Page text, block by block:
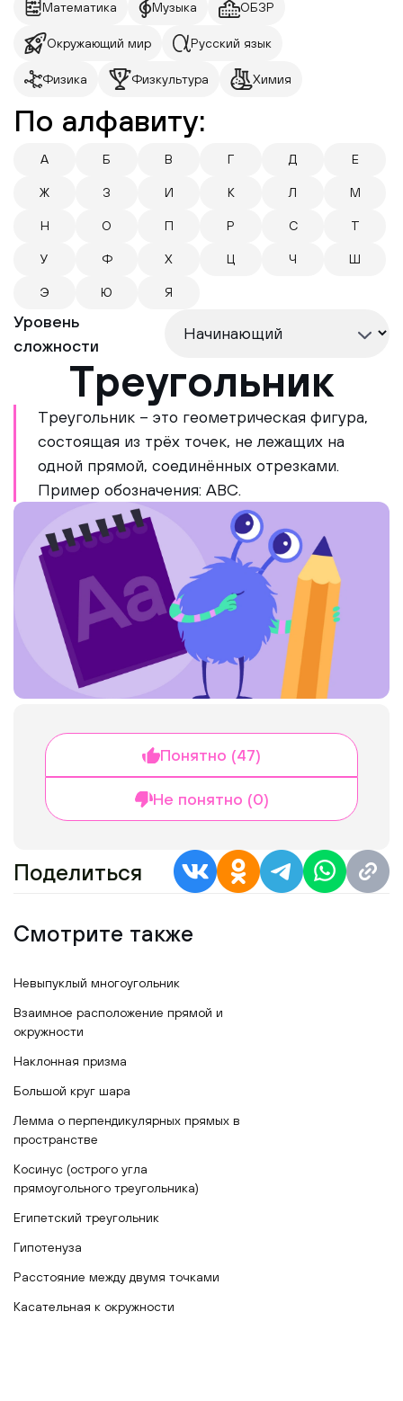
Математика Музыка ОБЗР
Окружающий мир Русский язык
Физика Физкультура Химия
По алфавиту:
А Б В Г Д Е
Ж З И К Л М
Н О П Р С Т
У Ф Х Ц Ч Ш
Э Ю Я
Уровень
сложности
Треугольник
Треугольник – это геометрическая фигура,
состоящая из трёх точек, не лежащих на
одной прямой, соединённых отрезками.
Пример обозначения: ABC.
Понятно (47)
Не понятно (0)
Поделиться
Смотрите также
Невыпуклый многоугольник
Взаимное расположение прямой и
окружности
Наклонная призма
Большой круг шара
Лемма о перпендикулярных прямых в
пространстве
Косинус (острого угла
прямоугольного треугольника)
Египетский треугольник
Гипотенуза
Расстояние между двумя точками
Касательная к окружности